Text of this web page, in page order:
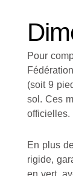
Pour
(soit 9
sol. Ces
officielles.
En plus
rigide,
en vert,